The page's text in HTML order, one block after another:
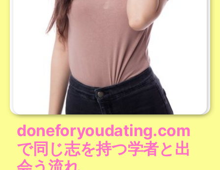
doneforyoudating.com
で同じ志を持つ学者と出